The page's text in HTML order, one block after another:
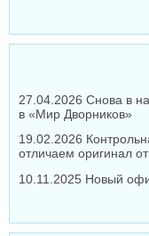
27.04.2026 Снова в
в «Мир Дворников»
19.02.2026
отличаем оригинал
10.11.2025 Новый